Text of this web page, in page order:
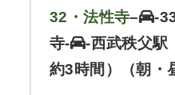
32・法性寺– -
寺-
-西武秩父駅
約3時間）（朝・